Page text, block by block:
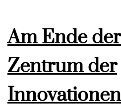
Am Ende
Zentrum der